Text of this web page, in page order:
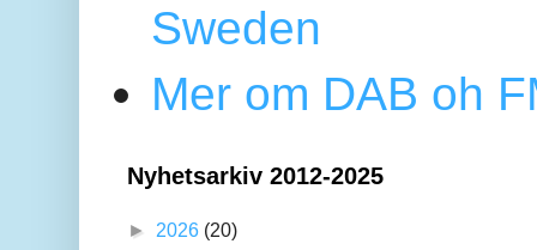
Sweden
Mer om DAB oh
Nyhetsarkiv 2012-2025
► 2026 (20)